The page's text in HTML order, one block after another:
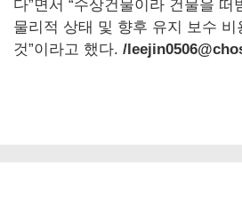
다”면서 “수상건물이라 건물을 떠
물리적 상태 및 향후 유지 보수
것”이라고 했다. /